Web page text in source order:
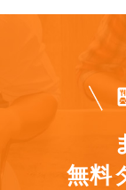
無料